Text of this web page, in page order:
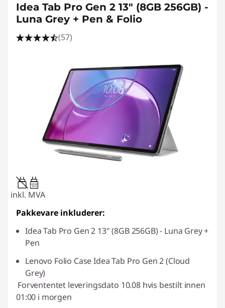
Idea Tab Pro Gen 2 13" (8GB 256GB) -
Luna Grey + Pen & Folio
(57)
20W-60W
USB PD
inkl. MVA
Pakkevare inkluderer:
Idea Tab Pro Gen 2 13" (8GB 256GB) - Luna Grey +
Pen
Lenovo Folio Case Idea Tab Pro Gen 2 (Cloud
Grey)
Forvententet leveringsdato 10.08 hvis bestilt innen
01:00 i morgen